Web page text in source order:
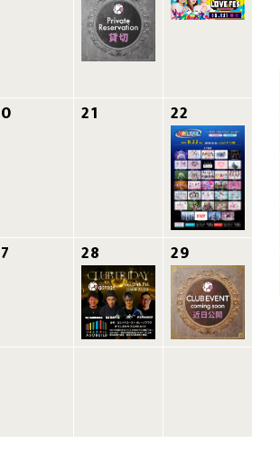
21 22
28 29